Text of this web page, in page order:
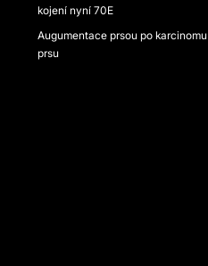
kojení nyní 70E
Augumentace prsou po karcinomu
prsu